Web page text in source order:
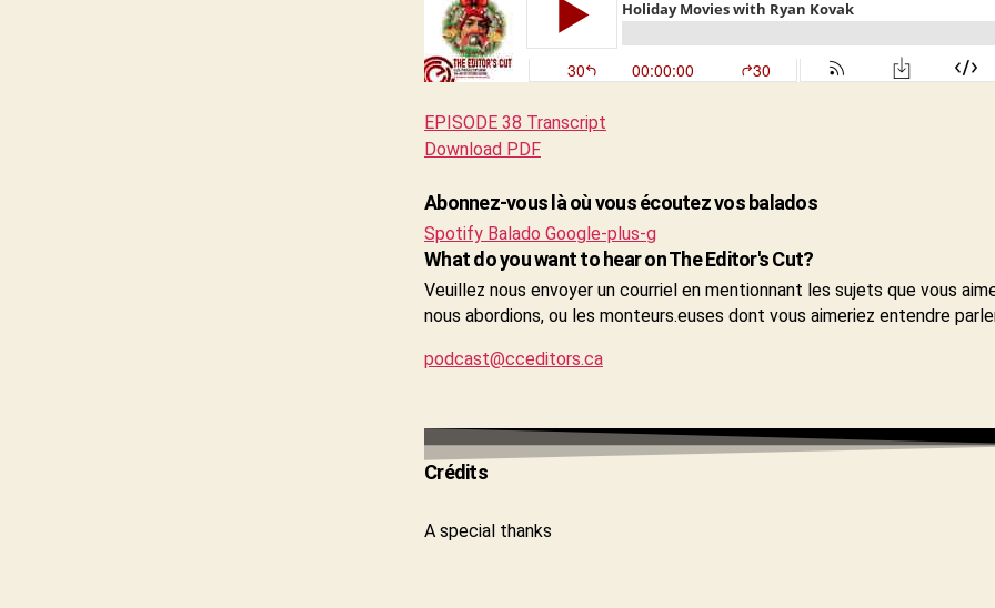
EPISODE 38 Transcript
Download PDF
Abonnez-vous là où vous écoutez vos balados
Spotify Balado Google-plus-g
What do you want to hear on The Editor's Cut?
Veuillez nous envoyer un courriel en mentionnant les sujets que vous
nous abordions, ou les monteurs.euses dont vous aimeriez entendre
podcast@cceditors.ca
Crédits
A special thanks